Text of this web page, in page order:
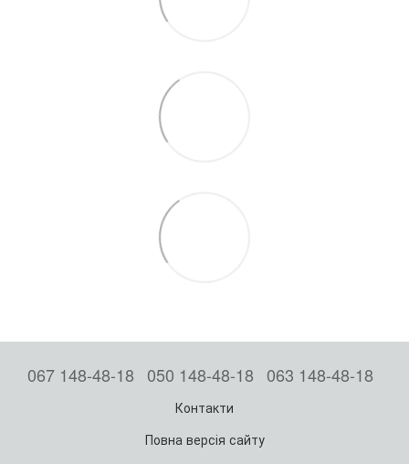
067 148-48-18 050 148-48-18 063 148-48-18
Контакти
Повна версія сайту